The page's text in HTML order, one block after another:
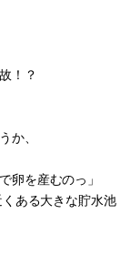
！？
か、
卵を産むのっ」
ある大きな貯水池